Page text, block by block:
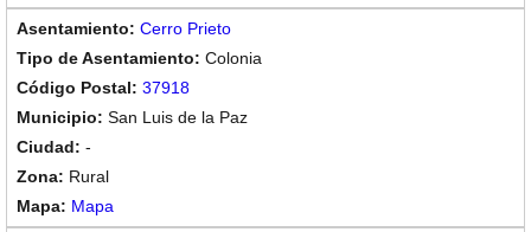
Cerro Prieto
Colonia
37918
San Luis de la Paz
-
Rural
Mapa